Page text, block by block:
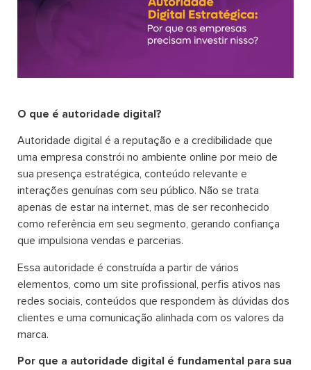
O que é autoridade digital?
Autoridade digital é a reputação e a credibilidade que
uma empresa constrói no ambiente online por meio de
sua presença estratégica, conteúdo relevante e
interações genuínas com seu público. Não se trata
apenas de estar na internet, mas de ser reconhecido
como referência em seu segmento, gerando confiança
que impulsiona vendas e parcerias.
Essa autoridade é construída a partir de vários
elementos, como um site profissional, perfis ativos nas
redes sociais, conteúdos que respondem às dúvidas dos
clientes e uma comunicação alinhada com os valores da
marca.
Por que a autoridade digital é fundamental para sua